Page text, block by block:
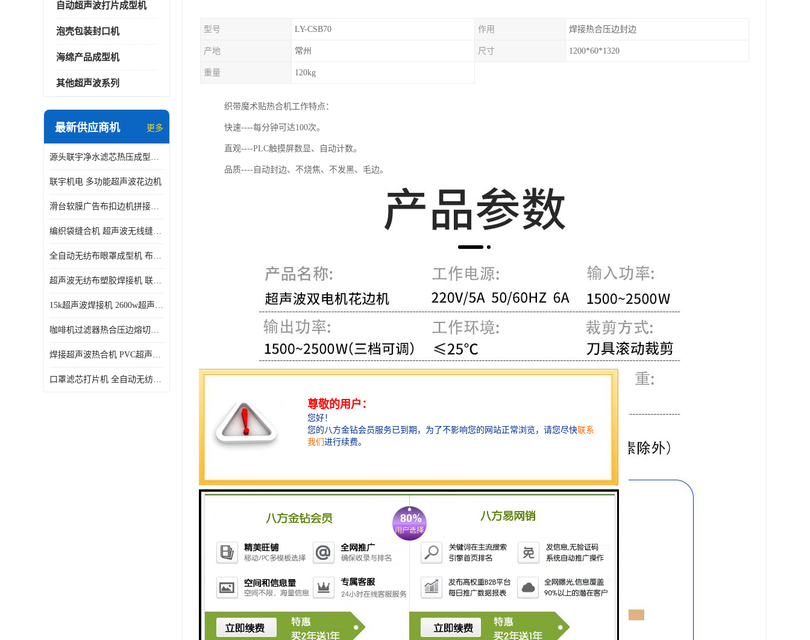
自动超声波打片成型机
泡壳包装封口机
海绵产品成型机
其他超声波系列
最新供应商机 更多
源头联宇净水滤芯热压成型机器 超声波大功率封边机
联宇机电 多功能超声波花边机
滑台软膜广告布扣边机拼接机用于焊接热合拼接作用
编织袋缝合机 超声波无线缝合机 厂家现货供应
全自动无纺布眼罩成型机 布料海绵眼罩热合切边机
超声波无纺布塑胶焊接机 联宇制造
15k超声波焊接机 2600w超声波焊接机 联宇制造
咖啡机过滤器热合压边熔切机 超声波无纺布喷胶棉热合机
焊接超声波热合机 PVC超声波焊接机 无纺布超声波设备
口罩滤芯打片机 全自动无纺布压花压标设备 多层料复合机
型号 LY-CSB70 作用 焊接热合压边封边
产地 常州 尺寸 1200*60*1320
重量 120kg
织带魔术贴热合机工作特点：
快速----每分钟可达100次。
直观----PLC触摸屏数显、自动计数。
品质----自动封边、不烧焦、不发黑、毛边。